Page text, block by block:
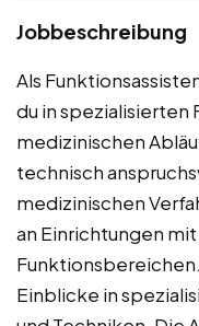
Jobbeschreibung
Als
du in
medizinischen
technisch
medizinischen
an Einrichtungen
Einblicke in